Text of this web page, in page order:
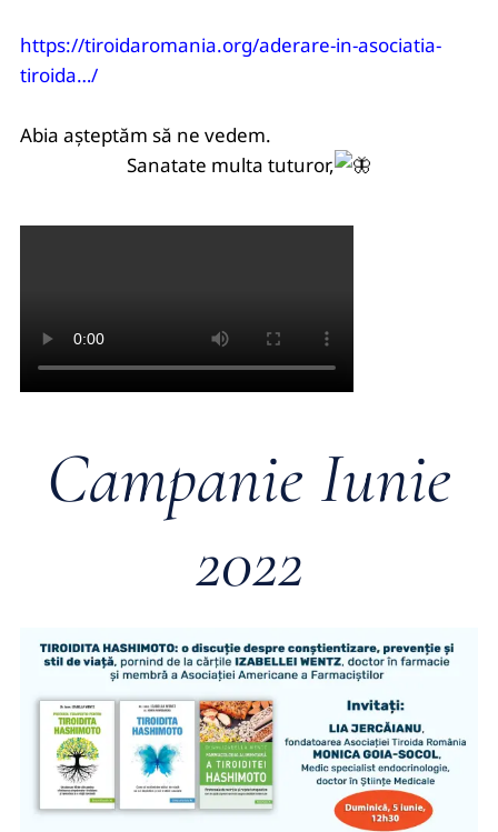
https://tiroidaromania.org/aderare-in-asociatia-
tiroida…/
Abia așteptăm să ne vedem.
Sanatate multa tuturor,
Campanie Iunie
2022